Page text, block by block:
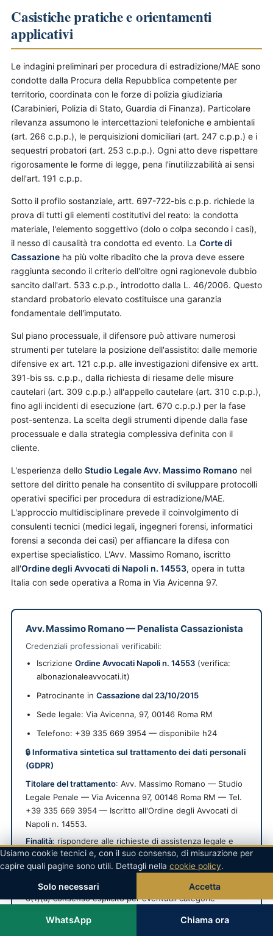
Casistiche pratiche e orientamenti
applicativi
Le indagini preliminari per procedura di estradizione/MAE sono
condotte dalla Procura della Repubblica competente per
territorio, coordinata con le forze di polizia giudiziaria
(Carabinieri, Polizia di Stato, Guardia di Finanza). Particolare
rilevanza assumono le intercettazioni telefoniche e ambientali
(art. 266 c.p.p.), le perquisizioni domiciliari (art. 247 c.p.p.) e i
sequestri probatori (art. 253 c.p.p.). Ogni atto deve rispettare
rigorosamente le forme di legge, pena l'inutilizzabilità ai sensi
dell'art. 191 c.p.p.
Sotto il profilo sostanziale, artt. 697-722-bis c.p.p. richiede la
prova di tutti gli elementi costitutivi del reato: la condotta
materiale, l'elemento soggettivo (dolo o colpa secondo i casi),
il nesso di causalità tra condotta ed evento. La Corte di
Cassazione ha più volte ribadito che la prova deve essere
raggiunta secondo il criterio dell'oltre ogni ragionevole dubbio
sancito dall'art. 533 c.p.p., introdotto dalla L. 46/2006. Questo
standard probatorio elevato costituisce una garanzia
fondamentale dell'imputato.
Sul piano processuale, il difensore può attivare numerosi
strumenti per tutelare la posizione dell'assistito: dalle memorie
difensive ex art. 121 c.p.p. alle investigazioni difensive ex artt.
391-bis ss. c.p.p., dalla richiesta di riesame delle misure
cautelari (art. 309 c.p.p.) all'appello cautelare (art. 310 c.p.p.),
fino agli incidenti di esecuzione (art. 670 c.p.p.) per la fase
post-sentenza. La scelta degli strumenti dipende dalla fase
processuale e dalla strategia complessiva definita con il
cliente.
L'esperienza dello Studio Legale Avv. Massimo Romano nel
settore del diritto penale ha consentito di sviluppare protocolli
operativi specifici per procedura di estradizione/MAE.
L'approccio multidisciplinare prevede il coinvolgimento di
consulenti tecnici (medici legali, ingegneri forensi, informatici
forensi a seconda dei casi) per affiancare la difesa con
expertise specialistico. L'Avv. Massimo Romano, iscritto
all'Ordine degli Avvocati di Napoli n. 14553, opera in tutta
Italia con sede operativa a Roma in Via Avicenna 97.
Avv. Massimo Romano— Penalista Cassazionista
Credenziali professionali verificabili:
Iscrizione Ordine Avvocati Napoli n. 14553 (verifica:
albonazionaleavvocati.it)
Patrocinante in Cassazione dal 23/10/2015
Sede legale: Via Avicenna, 97, 00146 Roma RM
Telefono: +39 335 669 3954 — disponibile h24
🔒 Informativa sintetica sul trattamento dei dati personali
(GDPR)
Titolare del trattamento: Avv. Massimo Romano — Studio
Legale Penale — Via Avicenna 97, 00146 Roma RM — Tel.
+39 335 669 3954 — Iscritto all'Ordine degli Avvocati di
Napoli n. 14553.
Finalità: rispondere alle richieste di assistenza legale e
fornire informazioni sui servizi dello studio.
Base giuridica: art. 6(1)(b) Reg. UE 2016/679 (esecuzione
di misure precontrattuali su richiesta dell'interessato); art.
6(1)(a) consenso esplicito per eventuali categorie
WhatsApp Chiama ora
Usiamo cookie tecnici e, con il suo consenso, di misurazione per
capire quali pagine sono utili. Dettagli nella cookie policy.
Solo necessari Accetta